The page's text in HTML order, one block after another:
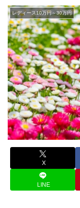
レディース10万円～30万円
X
LINE